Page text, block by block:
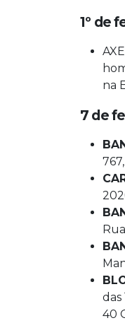
1º de
na
7 de
das
40